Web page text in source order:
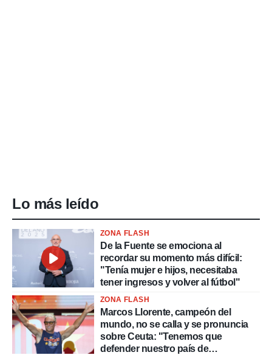
Lo más leído
ZONA FLASH
De la Fuente se emociona al
recordar su momento más difícil:
"Tenía mujer e hijos, necesitaba
tener ingresos y volver al fútbol"
ZONA FLASH
Marcos Llorente, campeón del
mundo, no se calla y se pronuncia
sobre Ceuta: "Tenemos que
defender nuestro país de